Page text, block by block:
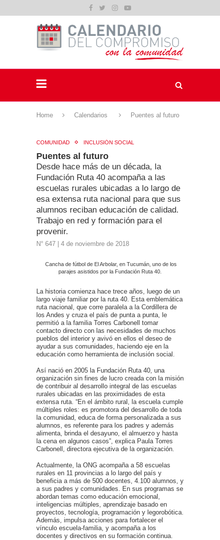
Home Calendarios Puentes al futuro
COMUNIDAD INCLUSIÓN SOCIAL
Puentes al futuro
Desde hace más de un década, la
Fundación Ruta 40 acompaña a las
escuelas rurales ubicadas a lo largo de
esa extensa ruta nacional para que sus
alumnos reciban educación de calidad.
Trabajo en red y formación para el
provenir.
N° 647 | 4 de noviembre de 2018
Cancha de fútbol de El Arbolar, en Tucumán, uno de los
parajes asistidos por la Fundación Ruta 40.
La historia comienza hace trece años, luego de un
largo viaje familiar por la ruta 40. Esta emblemática
ruta nacional, que corre paralela a la Cordillera de
los Andes y cruza el país de punta a punta, le
permitió a la familia Torres Carbonell tomar
contacto directo con las necesidades de muchos
pueblos del interior y avivó en ellos el deseo de
ayudar a sus comunidades, haciendo eje en la
educación como herramienta de inclusión social.
Así nació en 2005 la Fundación Ruta 40, una
organización sin fines de lucro creada con la misión
de contribuir al desarrollo integral de las escuelas
rurales ubicadas en las proximidades de esta
extensa ruta. “En el ámbito rural, la escuela cumple
múltiples roles: es promotora del desarrollo de toda
la comunidad, educa de forma personalizada a sus
alumnos, es referente para los padres y además
alimenta, brinda el desayuno, el almuerzo y hasta
la cena en algunos casos”, explica Paula Torres
Carbonell, directora ejecutiva de la organización.
Actualmente, la ONG acompaña a 58 escuelas
rurales en 11 provincias a lo largo del país y
beneficia a más de 500 docentes, 4.100 alumnos, y
a sus padres y comunidades. En sus programas se
abordan temas como educación emocional,
inteligencias múltiples, aprendizaje basado en
proyectos, tecnología, programación y legorobótica.
Además, impulsa acciones para fortalecer el
vínculo escuela-familia, y acompaña a los
docentes y directivos en su formación continua.